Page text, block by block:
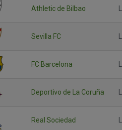
Athletic de Bilbao
Sevilla FC
FC Barcelona
Deportivo de La Coruña
Real Sociedad